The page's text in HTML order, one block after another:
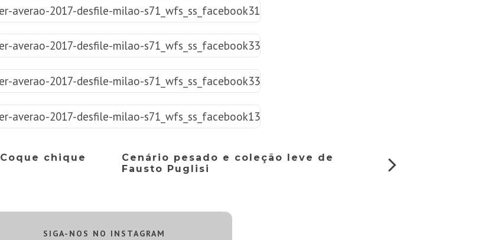
Coque chique
Cenário pesado e coleção leve de
Fausto Puglisi
SIGA-NOS NO INSTAGRAM